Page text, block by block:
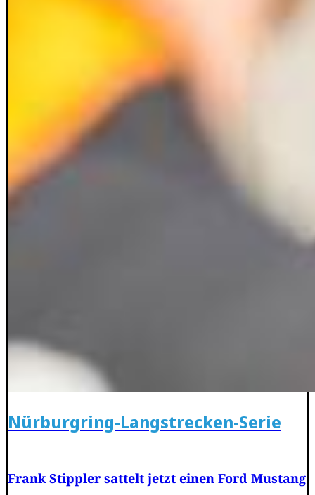
Nürburgring-Langstrecken-Serie
Frank Stippler sattelt jetzt einen Ford Mustang